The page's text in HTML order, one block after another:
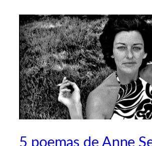
5 poemas de Anne